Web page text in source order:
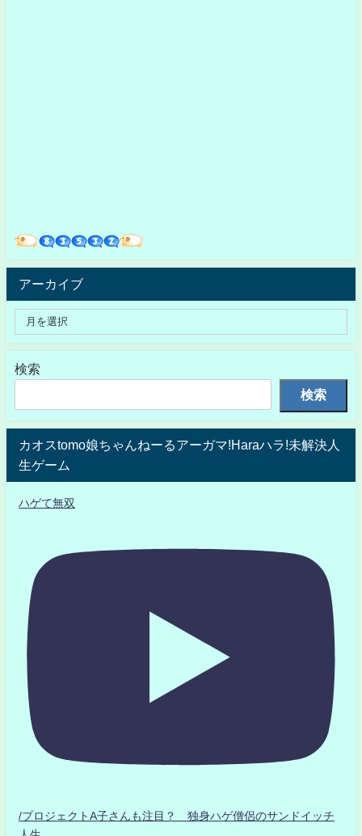
アーカイブ
検索
検索
カオスtomo娘ちゃんねーるアーガマ!Haraハラ!未解決人
生ゲーム
ハゲて無双
/プロジェクトA子さんも注目？ 独身ハゲ僧侶のサンドイッチ